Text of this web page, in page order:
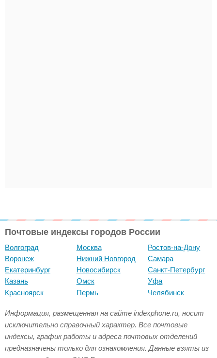
Почтовые индексы городов России
Волгоград
Воронеж
Екатеринбург
Казань
Красноярск
Москва
Нижний Новгород
Новосибирск
Омск
Пермь
Ростов-на-Дону
Самара
Санкт-Петербург
Уфа
Челябинск
Информация, размещенная на сайте indexphone.ru, носит
исключительно справочный характер. Все почтовые
индексы, график работы и адреса почтовых отделений
предназначены только для ознакомления. Данные взяты из